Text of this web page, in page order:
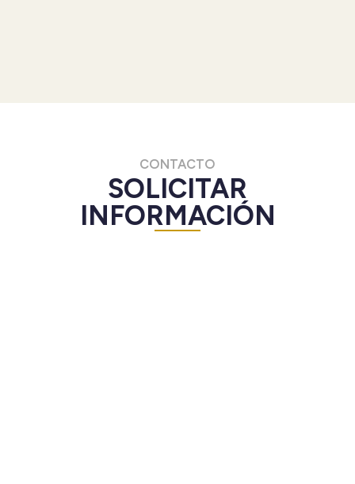
CONTACTO
SOLICITAR
INFORMACIÓN